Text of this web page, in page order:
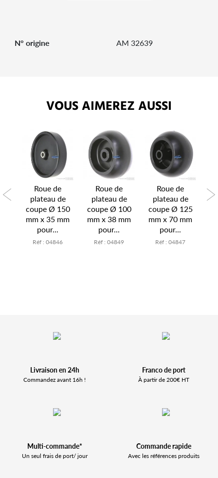
N° origine AM 32639
VOUS AIMEREZ AUSSI
Roue de
plateau de
coupe Ø 150
mm x 35 mm
pour...
Réf : 04846
Roue de
plateau de
coupe Ø 100
mm x 38 mm
pour...
Réf : 04849
Roue de
plateau de
coupe Ø 125
mm x 70 mm
pour...
Réf : 04847
Livraison en 24h
Commandez avant 16h !
Franco de port
À partir de 200€ HT
Multi-commande*
Un seul frais de port/ jour
Commande rapide
Avec les références produits